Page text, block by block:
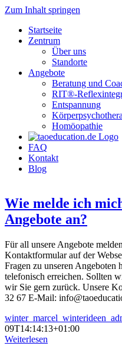
Zum Inhalt springen
Startseite
Zentrum
Über uns
Standorte
Angebote
Beratung und
RIT®-
Entspannung
Homöopathie
FAQ
Kontakt
Blog
Wie melde ich
Angebote an?
Für all unsere Angebote
Kontaktformular auf der
Fragen zu unseren Angeboten
telefonisch erreichen. Sollten
wir Sie gern zurück. Unsere
32 67 E-Mail:
09T14:14:13+01:00
Weiterlesen